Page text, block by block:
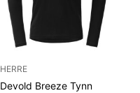
HERRE
Devold Breeze Tynn